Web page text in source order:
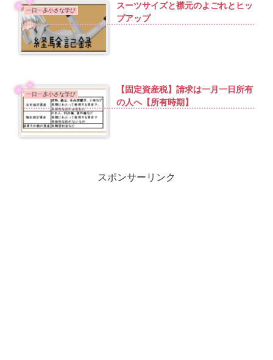
一日一歩小さな学び
スーツサイズと襟元のよごれとヒッ
プアップ
一日一歩小さな学び
【固定資産税】請求は一月一日所有
の人へ【所有時期】
スポンサーリンク